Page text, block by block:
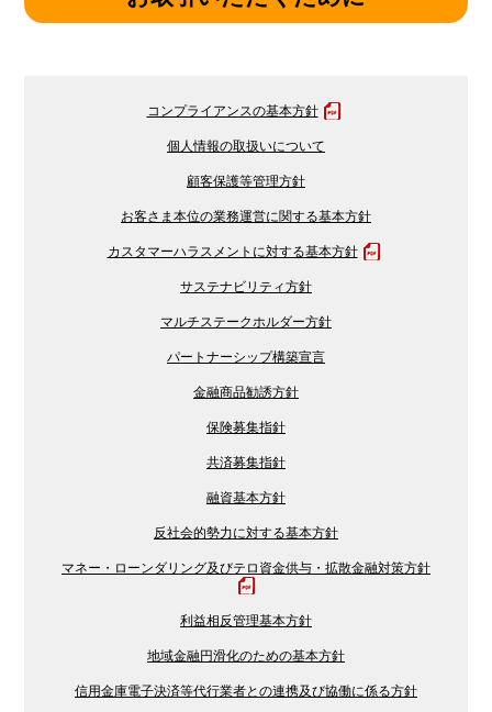
コンプライアンスの基本方針
個人情報の取扱いについて
顧客保護等管理方針
お客さま本位の業務運営に関する基本方針
カスタマーハラスメントに対する基本方針
サステナビリティ方針
マルチステークホルダー方針
パートナーシップ構築宣言
金融商品勧誘方針
保険募集指針
共済募集指針
融資基本方針
反社会的勢力に対する基本方針
マネー・ローンダリング及びテロ資金供与・拡散金融対策方針
利益相反管理基本方針
地域金融円滑化のための基本方針
信用金庫電子決済等代行業者との連携及び協働に係る方針